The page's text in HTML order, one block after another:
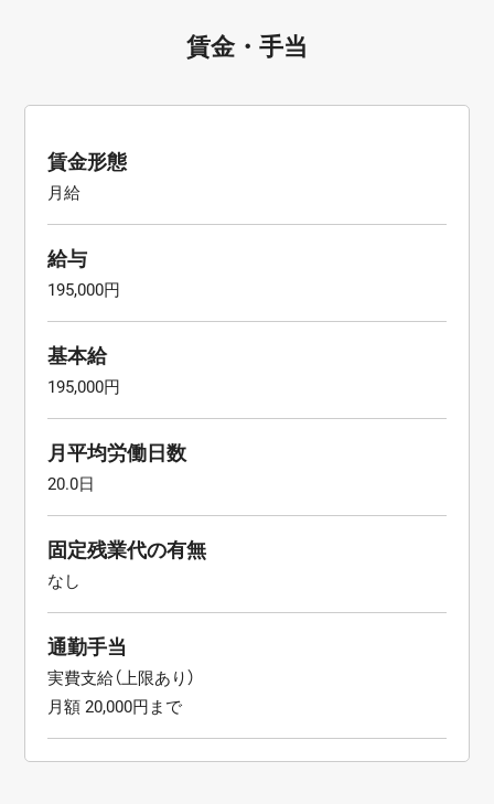
賃金・手当
賃金形態
月給
給与
195,000円
基本給
195,000円
月平均労働日数
20.0日
固定残業代の有無
なし
通勤手当
実費支給（上限あり）
月額 20,000円まで